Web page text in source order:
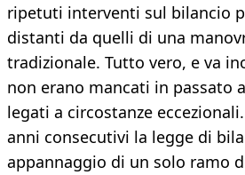
ripetuti interventi sul bilancio
distanti da quelli di una
tradizionale. Tutto vero, e va
non erano mancati in passato
legati a circostanze
anni consecutivi la legge di
appannaggio di un solo ramo